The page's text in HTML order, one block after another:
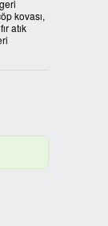
kovası,
atık